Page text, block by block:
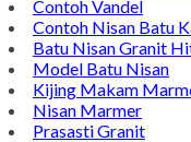
Whatsapp :
Model Plakat Vandel
Contoh Vandel
Contoh Nisan Batu
Batu Nisan Granit